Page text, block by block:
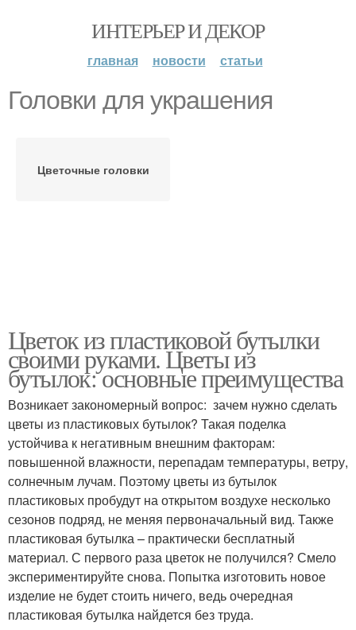
ИНТЕРЬЕР И ДЕКОР
главная новости статьи
Головки для украшения
Цветочные головки
Цветок из пластиковой бутылки
своими руками. Цветы из
бутылок: основные преимущества
Возникает закономерный вопрос: зачем нужно сделать
цветы из пластиковых бутылок? Такая поделка
устойчива к негативным внешним факторам:
повышенной влажности, перепадам температуры, ветру,
солнечным лучам. Поэтому цветы из бутылок
пластиковых пробудут на открытом воздухе несколько
сезонов подряд, не меняя первоначальный вид. Также
пластиковая бутылка – практически бесплатный
материал. С первого раза цветок не получился? Смело
экспериментируйте снова. Попытка изготовить новое
изделие не будет стоить ничего, ведь очередная
пластиковая бутылка найдется без труда.